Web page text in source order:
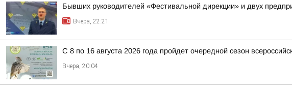
Бывших руководителей «Фестивальной дирекции» и двух
Вчера, 22:21
С 8 по 16 августа 2026 года пройдет очередной сезон
Вчера, 20:04